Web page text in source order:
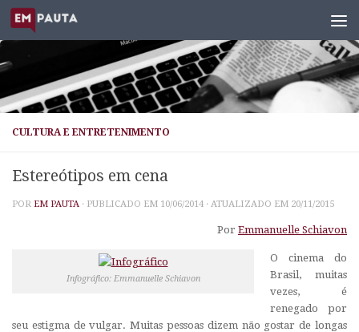
Skip to content
CULTURA E ENTRETENIMENTO
Estereótipos em cena
POR EM PAUTA · PUBLICADO EM 10/06/2014 · ATUALIZADO EM 20/11/2015
Por Emmanuelle Schiavon
Infográfico: Emmanuelle Schiavon
O cinema do
Brasil, muitas
vezes, é
renegado por
seu estigma de vulgar. Muitas pessoas dizem não gostar de longas